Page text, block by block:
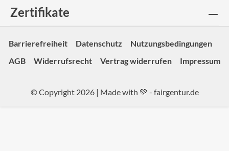
Zertifikate
Barrierefreiheit Datenschutz
Nutzungsbedingungen
AGB
Widerrufsrecht Vertrag widerrufen Impressum
© Copyright 2026 | Made with 💚 - fairgentur.de